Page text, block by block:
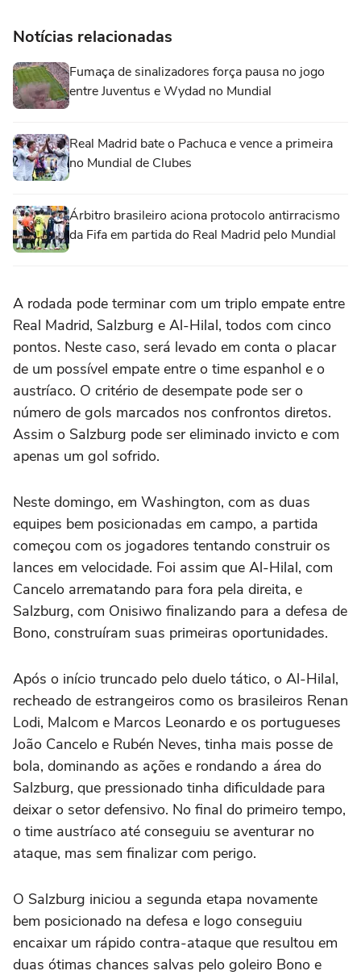
Notícias relacionadas
Fumaça de sinalizadores força pausa no jogo
entre Juventus e Wydad no Mundial
Real Madrid bate o Pachuca e vence a primeira
no Mundial de Clubes
Árbitro brasileiro aciona protocolo antirracismo
da Fifa em partida do Real Madrid pelo Mundial
A rodada pode terminar com um triplo empate entre
Real Madrid, Salzburg e Al-Hilal, todos com cinco
pontos. Neste caso, será levado em conta o placar
de um possível empate entre o time espanhol e o
austríaco. O critério de desempate pode ser o
número de gols marcados nos confrontos diretos.
Assim o Salzburg pode ser eliminado invicto e com
apenas um gol sofrido.
Neste domingo, em Washington, com as duas
equipes bem posicionadas em campo, a partida
começou com os jogadores tentando construir os
lances em velocidade. Foi assim que Al-Hilal, com
Cancelo arrematando para fora pela direita, e
Salzburg, com Onisiwo finalizando para a defesa de
Bono, construíram suas primeiras oportunidades.
Após o início truncado pelo duelo tático, o Al-Hilal,
recheado de estrangeiros como os brasileiros Renan
Lodi, Malcom e Marcos Leonardo e os portugueses
João Cancelo e Rubén Neves, tinha mais posse de
bola, dominando as ações e rondando a área do
Salzburg, que pressionado tinha dificuldade para
deixar o setor defensivo. No final do primeiro tempo,
o time austríaco até conseguiu se aventurar no
ataque, mas sem finalizar com perigo.
O Salzburg iniciou a segunda etapa novamente
bem posicionado na defesa e logo conseguiu
encaixar um rápido contra-ataque que resultou em
duas ótimas chances salvas pelo goleiro Bono e